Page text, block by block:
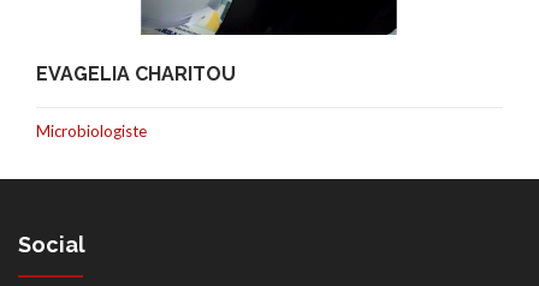
EVAGELIA CHARITOU
Microbiologiste
Social